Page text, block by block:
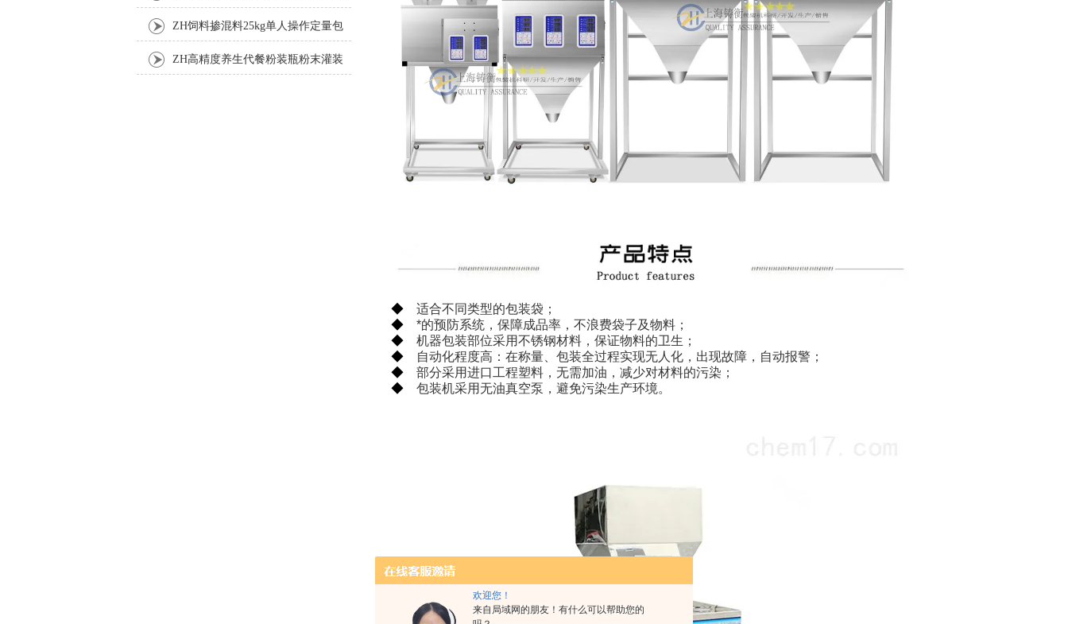
欢迎您！
来自局域网的朋友！有什么可以帮助您的
◆ 适合不同类型的包装袋；
◆ *的预防系统，保障成品率，不浪费袋子及物料；
◆ 机器包装部位采用不锈钢材料，保证物料的卫生；
◆
自动化程度高：在称量、包装全过程实现无人化，出现故障，自动报警；
◆ 部分采用进口工程塑料，无需加油，减少对材料的污染；
◆ 包装机采用无油真空泵，避免污染生产环境。
装机 ZH饲料掺混料25kg单人操作定量包
装机 ZH高精度养生代餐粉装瓶粉末灌装